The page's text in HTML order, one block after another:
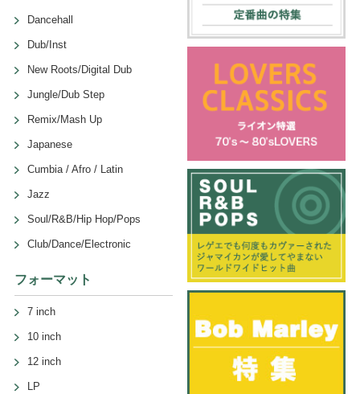
Dancehall
Dub/Inst
New Roots/Digital Dub
Jungle/Dub Step
Remix/Mash Up
Japanese
Cumbia / Afro / Latin
Jazz
Soul/R&B/Hip Hop/Pops
Club/Dance/Electronic
フォーマット
7 inch
10 inch
12 inch
LP